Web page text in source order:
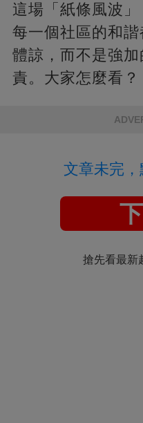
這場「紙條風波」
每一個社區的和
體諒，而不是強
責。大家怎麼看？
文章未完
搶先看最新